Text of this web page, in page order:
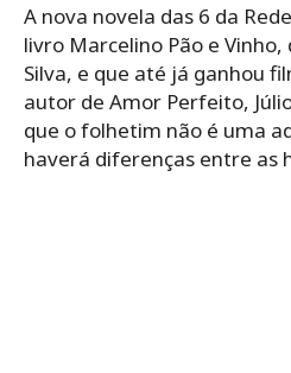
A nova novela das 6 da
livro Marcelino Pão e Vinho,
Silva, e que até já ganhou
autor de Amor Perfeito,
que o folhetim não é uma
haverá diferenças entre as